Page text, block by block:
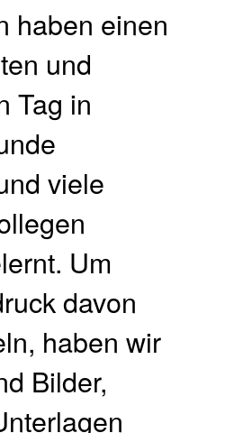
haben einen
und
Tag in
viele
Um
davon
haben wir
Bilder,